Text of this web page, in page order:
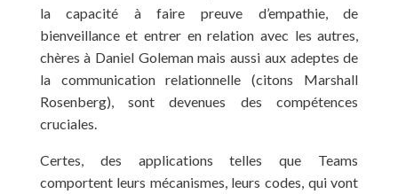
la capacité à faire preuve d’empathie, de
bienveillance et entrer en relation avec les autres,
chères à Daniel Goleman mais aussi aux adeptes de
la communication relationnelle (citons Marshall
Rosenberg), sont devenues des compétences
cruciales.
Certes, des applications telles que Teams
comportent leurs mécanismes, leurs codes, qui vont